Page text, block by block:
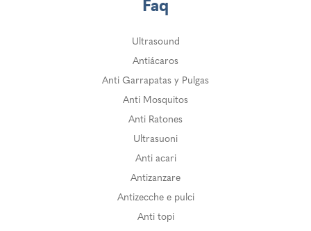
Faq
Ultrasound
Antiácaros
Anti Garrapatas y Pulgas
Anti Mosquitos
Anti Ratones
Ultrasuoni
Anti acari
Antizanzare
Antizecche e pulci
Anti topi